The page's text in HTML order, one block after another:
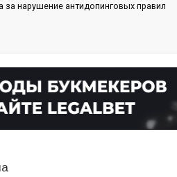
нарушение антидопинговых правил